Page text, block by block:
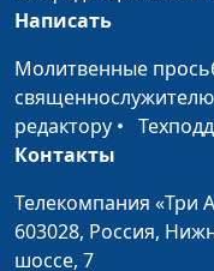
Паранойя
Прошлое глазами
настоящего
Бог говорит
Написать
Молитвенные
священнослужителю
редактору •
Контакты
Телекомпания «Три
603028, Россия,
шоссе, 7